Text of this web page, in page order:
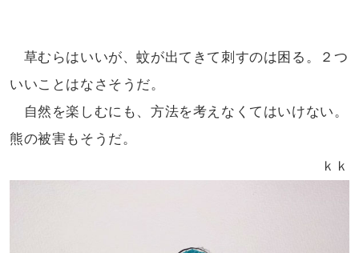
草むらはいいが、蚊が出てきて刺すのは困る。２つ
いいことはなさそうだ。
自然を楽しむにも、方法を考えなくてはいけない。
熊の被害もそうだ。
ｋｋ